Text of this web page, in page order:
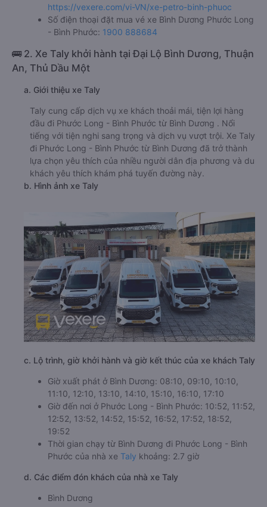
https://vexere.com/vi-VN/xe-petro-binh-phuoc
Số điện thoại đặt mua vé xe Bình Dương Phước Long
- Bình Phước: 1900 888684
🚌 2. Xe Taly khởi hành tại Đại Lộ Bình Dương, Thuận
An, Thủ Dầu Một
a. Giới thiệu xe Taly
Taly cung cấp dịch vụ xe khách thoải mái, tiện lợi hàng
đầu đi Phước Long - Bình Phước từ Bình Dương . Nổi
tiếng với tiện nghi sang trọng và dịch vụ vượt trội. Xe Taly
đi Phước Long - Bình Phước từ Bình Dương đã trở thành
lựa chọn yêu thích của nhiều người dân địa phương và du
khách yêu thích khám phá tuyến đường này.
b. Hình ảnh xe Taly
c. Lộ trình, giờ khởi hành và giờ kết thúc của xe khách Taly
Giờ xuất phát ở Bình Dương: 08:10, 09:10, 10:10,
11:10, 12:10, 13:10, 14:10, 15:10, 16:10, 17:10
Giờ đến nơi ở Phước Long - Bình Phước: 10:52, 11:52,
12:52, 13:52, 14:52, 15:52, 16:52, 17:52, 18:52,
19:52
Thời gian chạy từ Bình Dương đi Phước Long - Bình
Phước của nhà xe Taly khoảng: 2.7 giờ
d. Các điểm đón khách của nhà xe Taly
Bình Dương